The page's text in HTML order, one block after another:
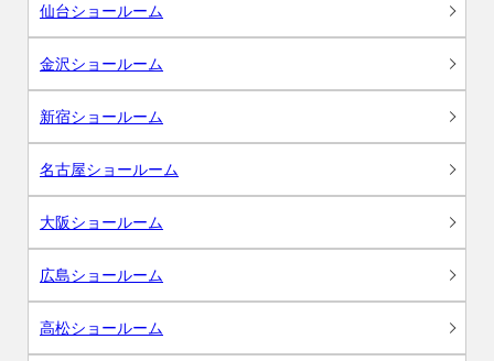
仙台ショールーム
金沢ショールーム
新宿ショールーム
名古屋ショールーム
大阪ショールーム
広島ショールーム
高松ショールーム